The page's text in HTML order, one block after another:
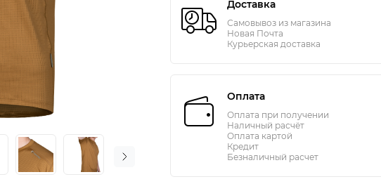
Доставка
Самовывоз из магазина
Новая Почта
Курьерская доставка
Оплата
Оплата при получении
Наличный расчёт
Оплата картой
Кредит
Безналичный расчет